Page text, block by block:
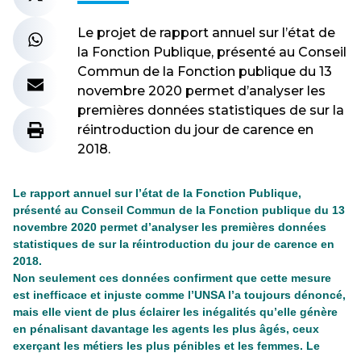
Le projet de rapport annuel sur l’état de
la Fonction Publique, présenté au Conseil
Commun de la Fonction publique du 13
novembre 2020 permet d’analyser les
premières données statistiques de sur la
réintroduction du jour de carence en
2018.
Le rapport annuel sur l’état de la Fonction Publique,
présenté au Conseil Commun de la Fonction publique du 13
novembre 2020 permet d’analyser les premières données
statistiques de sur la réintroduction du jour de carence en
2018.
Non seulement ces données confirment que cette mesure
est inefficace et injuste comme l’UNSA l’a toujours dénoncé,
mais elle vient de plus éclairer les inégalités qu’elle génère
en pénalisant davantage les agents les plus âgés, ceux
exerçant les métiers les plus pénibles et les femmes. Le